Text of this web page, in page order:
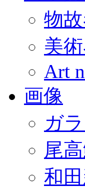
物
美
Art
画像
ガ
尾
和